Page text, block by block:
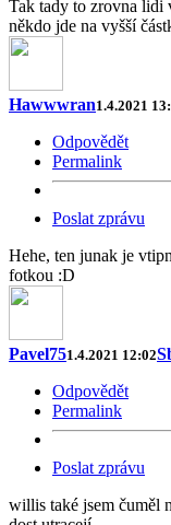
Tak tady to zrovna lidi
někdo jde na vyšší
Hawwwran1.4.2021
Odpovědět
Permalink
Poslat zprávu
Hehe, ten junak je
fotkou :D
Pavel751.4.2021 12:02
Odpovědět
Permalink
Poslat zprávu
willis také jsem čuměl